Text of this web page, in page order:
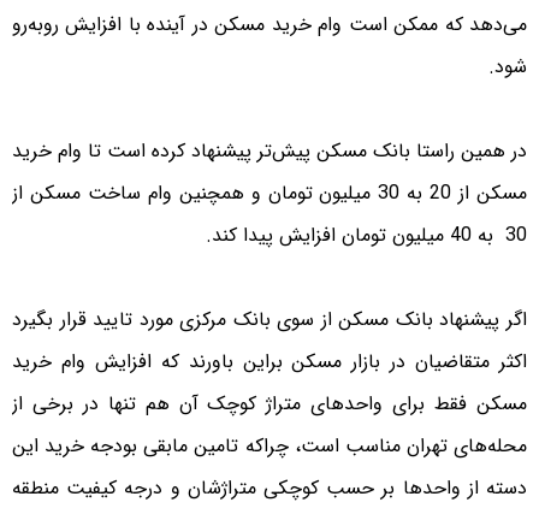
می‌دهد که ممکن است وام خرید مسکن در آینده با افزایش روبه‌رو
شود.
در همین راستا بانک مسکن پیش‌تر پیشنهاد کرده است تا وام خرید
مسکن از 20 به 30 میلیون تومان و همچنین وام ساخت مسکن از
30 به 40 میلیون تومان افزایش پیدا کند.
اگر پیشنهاد بانک مسکن از سوی بانک مرکزی مورد تایید قرار بگیرد
اکثر متقاضیان در بازار مسکن براین باورند که افزایش وام خرید
مسکن فقط برای واحدهای متراژ کوچک آن هم تنها در برخی از
محله‌های تهران مناسب است، چراکه تامین مابقی بودجه خرید این
دسته از واحدها بر حسب کوچکی متراژشان و درجه کیفیت منطقه